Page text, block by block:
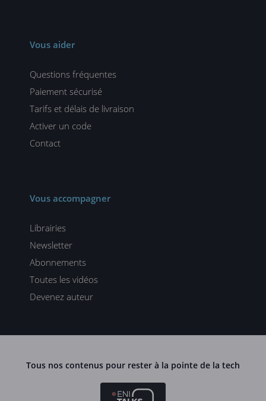
Vous aider
Questions fréquentes
Paiement sécurisé
Tarifs et délais de livraison
Activer un code
Contact
Vous accompagner
Librairies
Newsletter
Abonnements
Toutes les vidéos
Devenez auteur
Tous nos contenus pour rester à la pointe de la tech